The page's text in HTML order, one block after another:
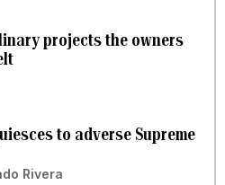
projects the owners
to adverse Supreme
Rivera